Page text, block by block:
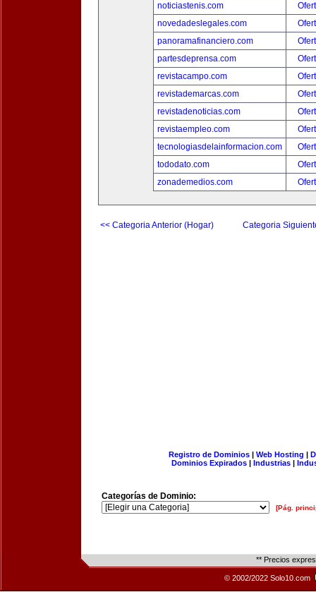
noticiastenis.com
novedadeslegales.com
panoramafinanciero.com
partesdeprensa.com
revistacampo.com
revistademarcas.com
revistadenoticias.com
revistaempleo.com
tecnologiasdelainformacion.com
tododato.com
zonademedios.com
<< Categoria Anterior (Hogar) Categoria
Registro de Dominios| Web Hosting |
Dominios Expirados | Industrias |
Categorías de Dominio:
[Pág.
** Precios
© 2002/2022 Solo10.com